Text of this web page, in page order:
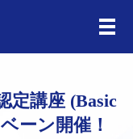
定講座 (Basic
ーン開催！